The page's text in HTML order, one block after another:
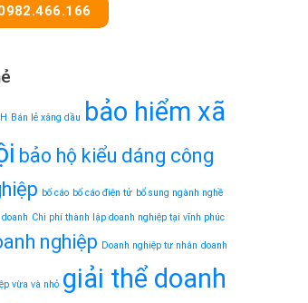
Bán lẻ xăng dầu bảo hiểm xã
bảo hộ kiểu dáng công
bố cáo bố cáo điện tử bổ sung ngành nghề
Chi phí thành lập doanh nghiệp tại vĩnh phúc
nghiệp Doanh nghiệp tư nhân doanh
vừa và nhỏ giải thể doanh